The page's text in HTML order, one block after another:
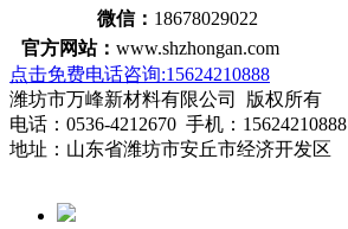
微信： 18678029022
官方网站： www.shzhongan.com
点击免费电话咨询:15624210888
潍坊市万峰新材料有限公司 版权所有
电话：0536-4212670 手机：15624210888
地址：山东省潍坊市安丘市经济开发区